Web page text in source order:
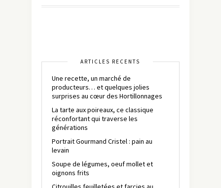
ARTICLES RÉCENTS
Une recette, un marché de
producteurs… et quelques jolies
surprises au cœur des Hortillonnages
La tarte aux poireaux, ce classique
réconfortant qui traverse les
générations
Portrait Gourmand Cristel : pain au
levain
Soupe de légumes, oeuf mollet et
oignons frits